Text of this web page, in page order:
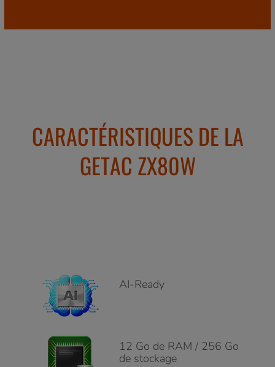
CARACTÉRISTIQUES DE LA
GETAC ZX80W
AI-Ready
12 Go de RAM / 256 Go
de stockage